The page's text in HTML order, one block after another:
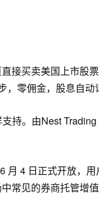
接买卖美国上市股
，零佣金， 股息自动
持。 由Nest
月 4 日正式开放，
常见的券商托管增值